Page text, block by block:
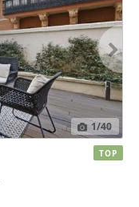
1/40
TOP